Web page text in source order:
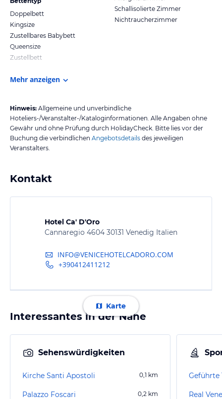
Doppelbett
Kingsize
Zustellbares Babybett
Queensize
Zustellbett
Schallisolierte Zimmer
Nichtraucherzimmer
Mehr anzeigen
Hinweis: Allgemeine und unverbindliche
Hoteliers-/Veranstalter-/Kataloginformationen. Alle Angaben ohne
Gewähr und ohne Prüfung durch HolidayCheck. Bitte lies vor der
Buchung die verbindlichen Angebotsdetails des jeweiligen
Veranstalters.
Kontakt
Hotel Ca' D'Oro
Cannaregio 4604 30131 Venedig Italien
INFO@VENICEHOTELCADORO.COM
+390412411212
Karte
Interessantes in der Nähe
Sehenswürdigkeiten
Kirche Santi Apostoli 0,1 km
Palazzo Foscari 0,2 km
Geführte
Real